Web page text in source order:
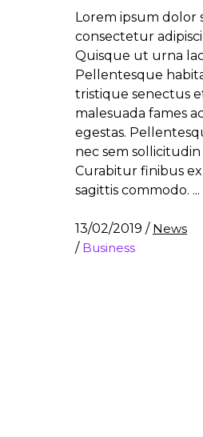
Lorem ipsum dolor
consectetur
Quisque ut urna
Pellentesque
tristique senectus
malesuada fames
egestas.
nec sem
Curabitur finibus
sagittis commodo.
13/02/2019 / News
/ Business